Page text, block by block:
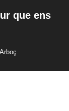
que ens